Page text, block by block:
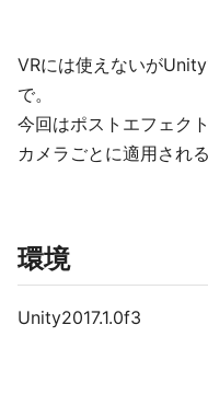
VRには使えないが
で。
今回はポストエフェク
カメラごとに適用される
環境
Unity2017.1.0f3